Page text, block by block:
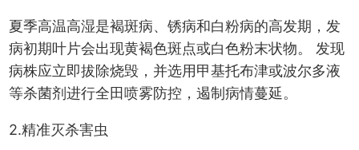
夏季高温高湿是褐斑病、锈病和白粉病的高发期，发
病初期叶片会出现黄褐色斑点或白色粉末状物。 发现
病株应立即拔除烧毁，并选用甲基托布津或波尔多液
等杀菌剂进行全田喷雾防控，遏制病情蔓延。
2.精准灭杀害虫